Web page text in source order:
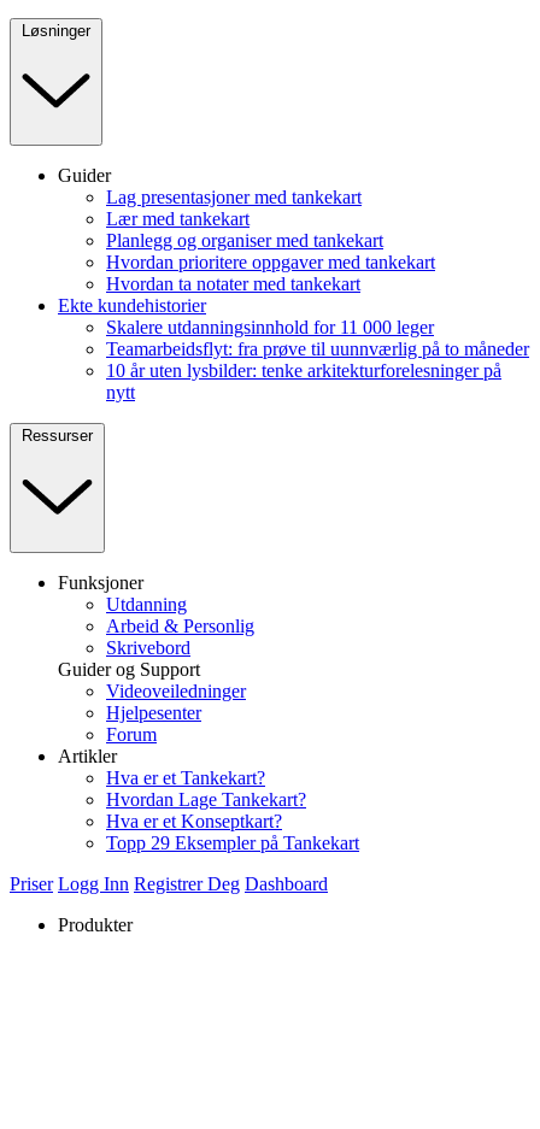
Løsninger
Guider
Lag presentasjoner med tankekart
Lær med tankekart
Planlegg og organiser med tankekart
Hvordan prioritere oppgaver med tankekart
Hvordan ta notater med tankekart
Ekte kundehistorier
Skalere utdanningsinnhold for 11 000 leger
Teamarbeidsflyt: fra prøve til uunnværlig på to måneder
10 år uten lysbilder: tenke arkitekturforelesninger på
nytt
Ressurser
Funksjoner
Utdanning
Arbeid & Personlig
Skrivebord
Guider og Support
Videoveiledninger
Hjelpesenter
Forum
Artikler
Hva er et Tankekart?
Hvordan Lage Tankekart?
Hva er et Konseptkart?
Topp 29 Eksempler på Tankekart
Priser Logg Inn Registrer Deg Dashboard
Produkter